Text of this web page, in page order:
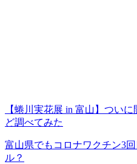
【蜷川実花展 in 富山】つい
ど調べてみた
富山県でもコロナワクチン3
ル？